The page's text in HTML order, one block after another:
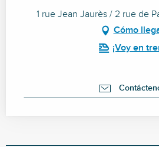
1 rue Jean Jaurès / 2 rue de
Cómo
¡Voy en